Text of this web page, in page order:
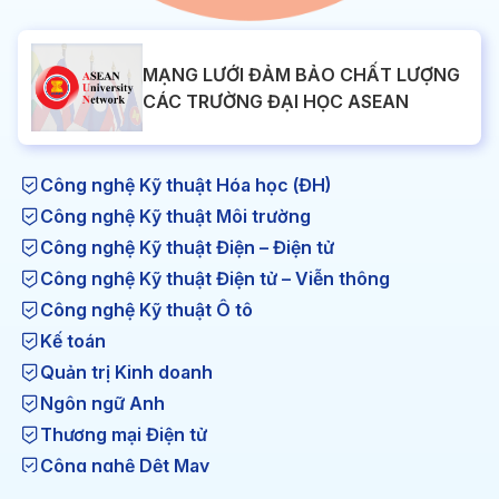
MẠNG LƯỚI ĐẢM BẢO CHẤT LƯỢNG
CÁC TRƯỜNG ĐẠI HỌC ASEAN
Công nghệ Kỹ thuật Hóa học (ĐH)
Công nghệ Kỹ thuật Môi trường
Công nghệ Kỹ thuật Điện – Điện tử
Công nghệ Kỹ thuật Điện tử – Viễn thông
Công nghệ Kỹ thuật Ô tô
Kế toán
Quản trị Kinh doanh
Ngôn ngữ Anh
Thương mại Điện tử
Công nghệ Dệt May